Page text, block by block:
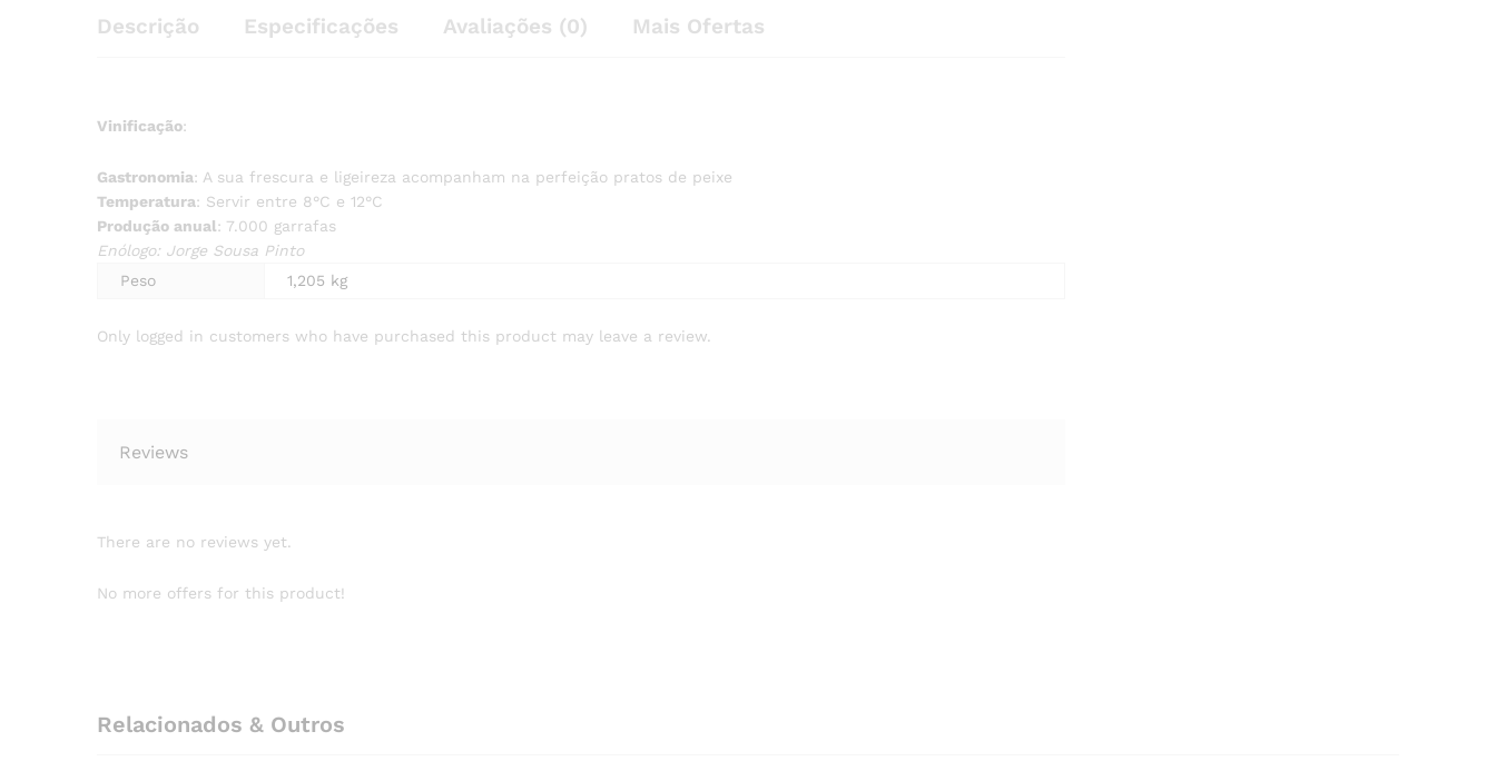
Descrição Especificações Avaliações (0) Mais Ofertas
Vinificação:
Gastronomia: A sua frescura e ligeireza acompanham na perfeição pratos de peixe
Temperatura: Servir entre 8°C e 12°C
Produção anual: 7.000 garrafas
Enólogo: Jorge Sousa Pinto
Peso
1,205 kg
Only logged in customers who have purchased this product may leave a review.
Reviews
There are no reviews yet.
No more offers for this product!
Relacionados & Outros